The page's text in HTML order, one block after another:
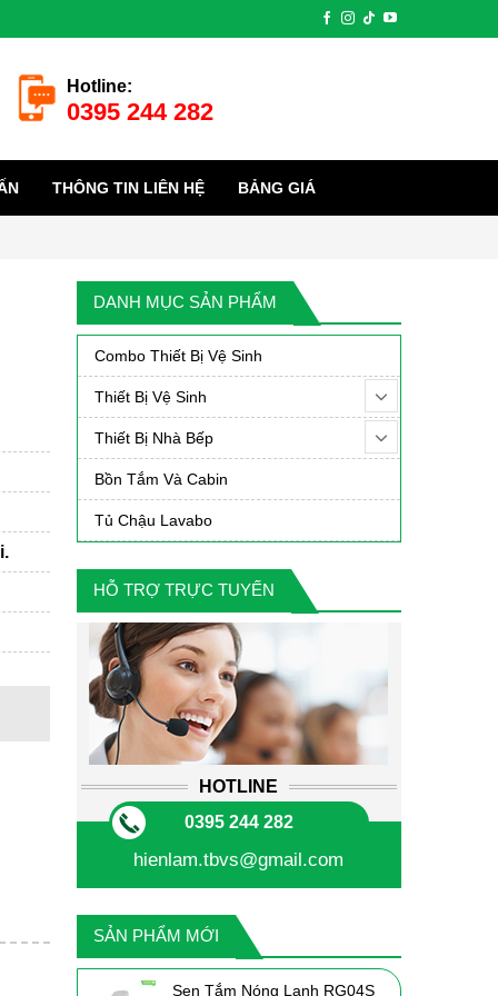
Hotline:
0395 244 282
THÔNG TIN LIÊN HỆ BẢNG GIÁ
DANH MỤC SẢN PHẨM
Combo Thiết Bị Vệ Sinh
Thiết Bị Vệ Sinh
Thiết Bị Nhà Bếp
Bồn Tắm Và Cabin
Tủ Chậu Lavabo
HỖ TRỢ TRỰC TUYẾN
HOTLINE
0395 244 282
hienlam.tbvs@gmail.com
SẢN PHẨM MỚI
Sen Tắm Nóng Lạnh RG04S